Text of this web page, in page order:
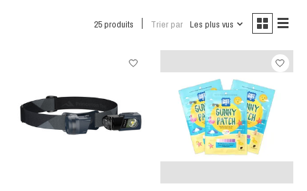
25 produits Trier par Les plus vus